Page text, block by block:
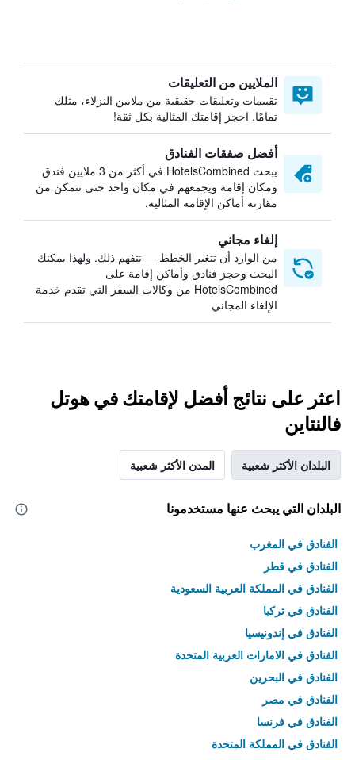
الملايين من التعليقات
تقييمات وتعليقات حقيقية من ملايين النزلاء، مثلك
تمامًا. احجز إقامتك المثالية بكل ثقة!
أفضل صفقات الفنادق
يبحث HotelsCombined في أكثر من 3 ملايين فندق
ومكان إقامة ويجمعهم في مكان واحد حتى تتمكن من
مقارنة أماكن الإقامة المثالية.
إلغاء مجاني
من الوارد أن تتغير الخطط — نتفهم ذلك. ولهذا يمكنك
البحث وحجز فنادق وأماكن إقامة على
HotelsCombined من وكالات السفر التي تقدم خدمة
الإلغاء المجاني
اعثر على نتائج أفضل لإقامتك في هوتل
فالنتاين
البلدان الأكثر شعبية المدن الأكثر شعبية
البلدان التي يبحث عنها مستخدمونا
الفنادق في المغرب
الفنادق في قطر
الفنادق في المملكة العربية السعودية
الفنادق في تركيا
الفنادق في إندونيسيا
الفنادق في الامارات العربية المتحدة
الفنادق في البحرين
الفنادق في مصر
الفنادق في فرنسا
الفنادق في المملكة المتحدة